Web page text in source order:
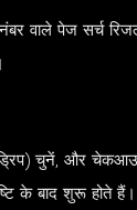
वाले पेज सर्च
चुनें, और
के बाद शुरू होते